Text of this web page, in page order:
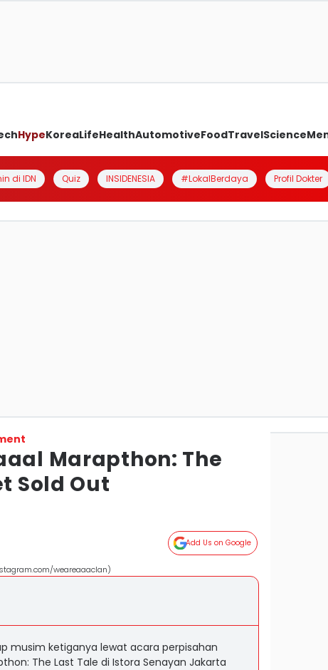
HypeKoreaLifeHealthAutomotiveFoodTravelScience
di IDN Quiz INSIDENESIA #LokalBerdaya Profil Dokter
Marapthon: The
Sold Out
Add Us on Google
weareaaaclan)
musim ketiganya lewat acara perpisahan
The Last Tale di Istora Senayan Jakarta